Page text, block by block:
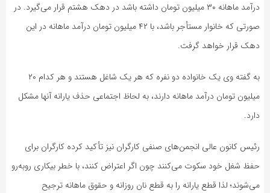
درآمد ماهانه ۳۰ میلیون تومان داشته باشد در دهک هشتم قرار می‌گیرد. در
صورتی که خانوار مستأجر باشد، با ۴۲ میلیون تومان درآمد ماهانه در این
دهک قرار خواهد گرفت.
به گفته وی یک خانواده دو نفره که هر یک شاغل هستند و هر کدام ۲۰
میلیون تومان درآمد ماهانه دارند، به لحاظ اجتماعی حذف یارانه آنها مشکل
دارد.
رئیس کانون عالی انجمن‌های صنفی کارگران نیز تأکید کرده کارگران برای
حفظ شغل خود سکوت می‌کنند چون اگر اعتراض کنند، با خطر بیکاری روبه‌رو
می‌شوند؛ لذا قطع یارانه را به قطع نان روزانه و حقوق ماهانه ترجیح